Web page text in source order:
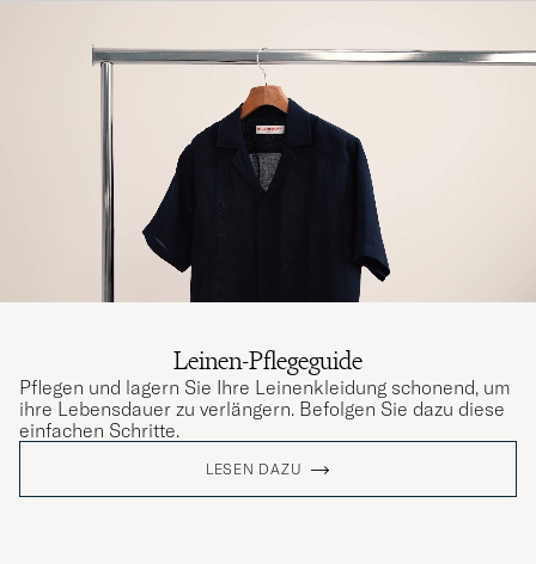
Leinen-Pflegeguide
Pflegen und lagern Sie Ihre Leinenkleidung schonend, um
ihre Lebensdauer zu verlängern. Befolgen Sie dazu diese
einfachen Schritte.
LESEN DAZU